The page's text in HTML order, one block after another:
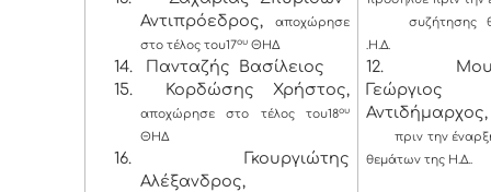
Αντιπρόεδρος, αποχώρησε
στο τέλος του17ου ΘΗΔ
14.
Πανταζής Βασίλειος
15.
Κορδώσης Χρήστος,
αποχώρησε στο τέλος του18ου
ΘΗΔ
16.
Γκουργιώτης
Αλέξανδρος,
συζήτησης
.Η.Δ.
12.
Αντιδήμαρχος,
πριν την
θεμάτων της Η.Δ..